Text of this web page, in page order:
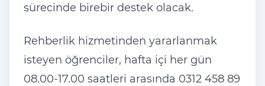
sürecinde birebir destek olacak.
Rehberlik hizmetinden yararlanmak
isteyen öğrenciler, hafta içi her gün
08.00-17.00 saatleri arasında 0312 458 89